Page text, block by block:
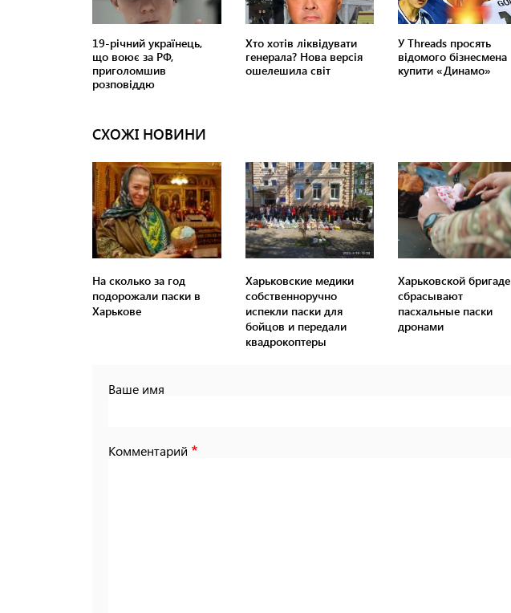
СХОЖІ НОВИНИ
На сколько за год
подорожали паски в
Харькове
Харьковские медики
собственноручно
испекли паски для
бойцов и передали
квадрокоптеры
Харьковской бригаде
сбрасывают
пасхальные паски
дронами
Ваше имя
Комментарий